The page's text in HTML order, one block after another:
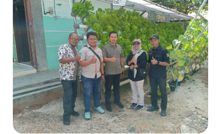
Operasional
Yayasan
Bumitama
Ke
Sekolah
Mitra